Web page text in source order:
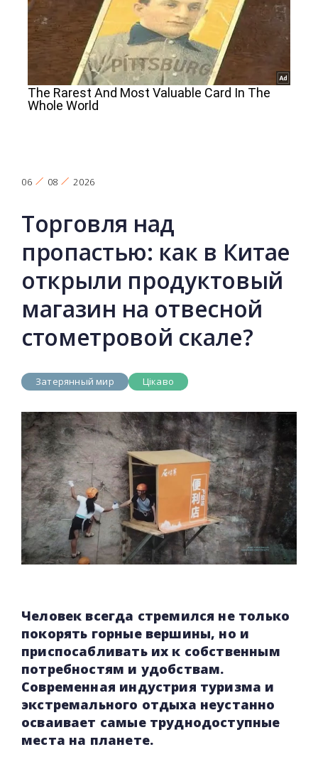
06 08 2026
Торговля над
пропастью: как в Китае
открыли продуктовый
магазин на отвесной
стометровой скале?
Затерянный мир Цікаво
Человек всегда стремился не только
покорять горные вершины, но и
приспосабливать их к собственным
потребностям и удобствам.
Современная индустрия туризма и
экстремального отдыха неустанно
осваивает самые труднодоступные
места на планете.